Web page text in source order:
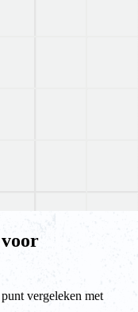
vergeleken met